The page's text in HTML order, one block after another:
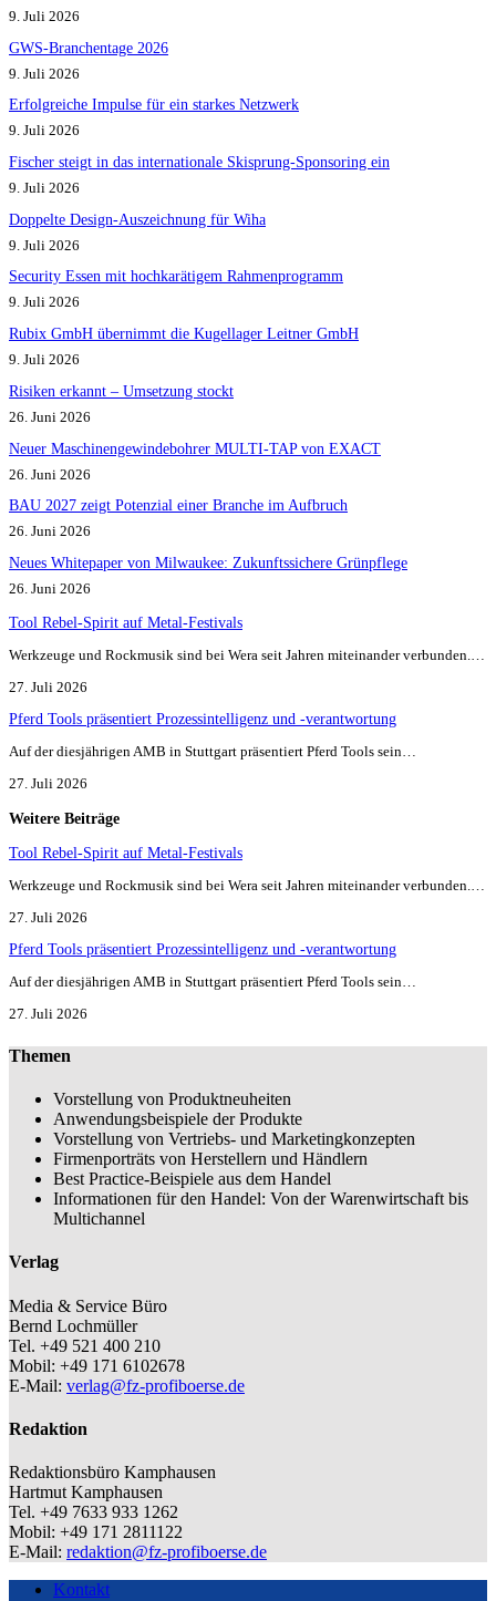
9. Juli 2026
GWS-Branchentage 2026
9. Juli 2026
Erfolgreiche Impulse für ein starkes Netzwerk
9. Juli 2026
Fischer steigt in das internationale Skisprung-Sponsoring ein
9. Juli 2026
Doppelte Design-Auszeichnung für Wiha
9. Juli 2026
Security Essen mit hochkarätigem Rahmenprogramm
9. Juli 2026
Rubix GmbH übernimmt die Kugellager Leitner GmbH
9. Juli 2026
Risiken erkannt – Umsetzung stockt
26. Juni 2026
Neuer Maschinengewindebohrer MULTI-TAP von EXACT
26. Juni 2026
BAU 2027 zeigt Potenzial einer Branche im Aufbruch​
26. Juni 2026
Neues Whitepaper von Milwaukee: Zukunftssichere Grünpflege
26. Juni 2026
Tool Rebel-Spirit auf Metal-Festivals
Werkzeuge und Rockmusik sind bei Wera seit Jahren miteinander verbunden.…
27. Juli 2026
Pferd Tools präsentiert Prozessintelligenz und -verantwortung
Auf der diesjährigen AMB in Stuttgart präsentiert Pferd Tools sein…
27. Juli 2026
Weitere Beiträge
Tool Rebel-Spirit auf Metal-Festivals
Werkzeuge und Rockmusik sind bei Wera seit Jahren miteinander verbunden.…
27. Juli 2026
Pferd Tools präsentiert Prozessintelligenz und -verantwortung
Auf der diesjährigen AMB in Stuttgart präsentiert Pferd Tools sein…
27. Juli 2026
Themen
Vorstellung von Produktneuheiten
Anwendungsbeispiele der Produkte
Vorstellung von Vertriebs- und Marketingkonzepten
Firmenporträts von Herstellern und Händlern
Best Practice-Beispiele aus dem Handel
Informationen für den Handel: Von der Warenwirtschaft bis
Multichannel
Verlag
Media & Service Büro
Bernd Lochmüller
Tel. +49 521 400 210
Mobil: +49 171 6102678
E-Mail: verlag@fz-profiboerse.de
Redaktion
Redaktionsbüro Kamphausen
Hartmut Kamphausen
Tel. +49 7633 933 1262
Mobil: +49 171 2811122
E-Mail: redaktion@fz-profiboerse.de
Kontakt